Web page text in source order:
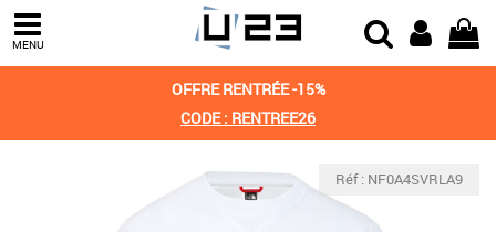
MENU
OFFRE RENTRÉE -15%
CODE : RENTREE26
Réf : NF0A4SVRLA9